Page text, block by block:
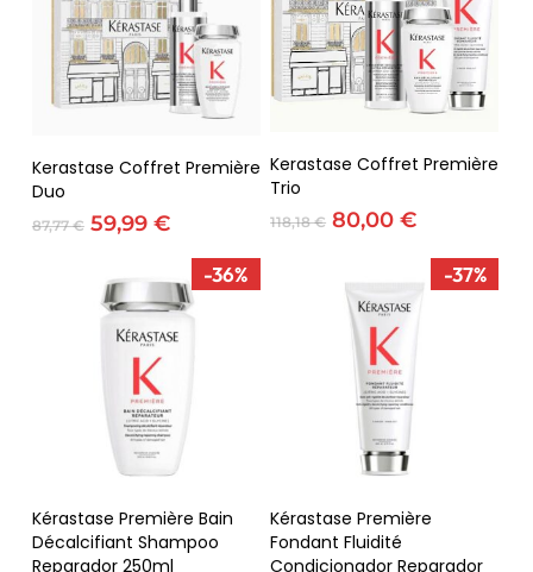
Adicionar
Kerastase Coffret Première
Duo
87,77€ O
era:
87,77 €.
59,99 €O
atual
é:
59,99 €.
Adicionar
Kerastase Coffret Première
Trio
118,18€ O
era:
118,18 €.
80,00€O
atual
é:
-36%
Adicionar
Kérastase Première Bain
Décalcifiant Shampoo
Reparador 250ml
-37%
Adicionar
Kérastase Première
Fondant Fluidité​
Condicionador Reparador